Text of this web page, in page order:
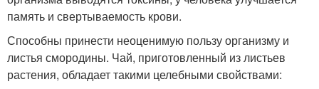
память и свертываемость крови.
Способны принести неоценимую пользу организму и
листья смородины. Чай, приготовленный из листьев
растения, обладает такими целебными свойствами: